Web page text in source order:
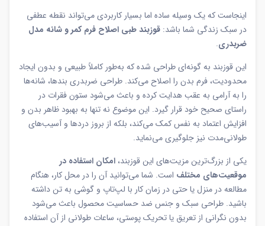
اینجاست که یک وسیله ساده اما بسیار کاربردی می‌تواند نقطه عطفی
در سبک زندگی شما باشد: قوزبند طبی اصلاح فرم کمر و شانه مدل
ضربدری.
این قوزبند به گونه‌ای طراحی شده که به‌طور کاملاً طبیعی و بدون ایجاد
محدودیت، فرم بدن را اصلاح می‌کند. طراحی ضربدری بندها، شانه‌ها
را به آرامی به عقب هدایت کرده و باعث می‌شود ستون فقرات در
راستای صحیح خود قرار گیرد. این موضوع نه تنها به بهبود ظاهر بدن و
افزایش اعتماد به نفس کمک می‌کند، بلکه از بروز دردها و آسیب‌های
طولانی‌مدت نیز جلوگیری می‌نماید.
یکی از بزرگ‌ترین مزیت‌های این قوزبند، امکان استفاده در
موقعیت‌های مختلف است. شما می‌توانید آن را در محل کار، هنگام
مطالعه در منزل یا حتی در زمان کار با لپ‌تاپ و گوشی به تن داشته
باشید. طراحی سبک و جنس ضد حساسیت محصول باعث می‌شود
بدون نگرانی از تعریق یا تحریک پوستی، ساعات طولانی از آن استفاده